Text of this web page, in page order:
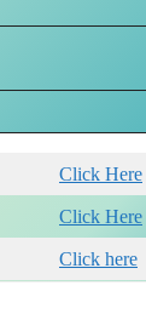
Click Here
Click Here
Click here